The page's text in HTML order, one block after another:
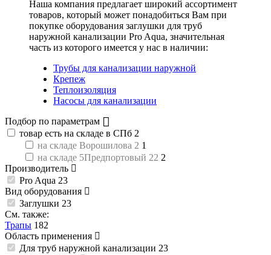
Наша компания предлагает широкий ассортимент
товаров, который может понадобиться Вам при
покупке оборудования заглушки для труб
наружной канализации Pro Aqua, значительная
часть из которого имеется у нас в наличии:
Трубы для канализации наружной
Крепеж
Теплоизоляция
Насосы для канализации
Подбор по параметрам
товар есть на складе в СПб 2
на складе Ворошилова 2 1
на складе 5Предпортовый 22 2
Производитель
Pro Aqua 23
Вид оборудования
Заглушки 23
См. также:
Трапы 182
Область применения
Для труб наружной канализации 23